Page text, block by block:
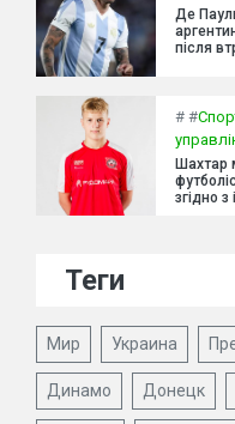
Де
після
# #
Шахтар
згідно
Теги
Мир Украина
Динамо Донецк